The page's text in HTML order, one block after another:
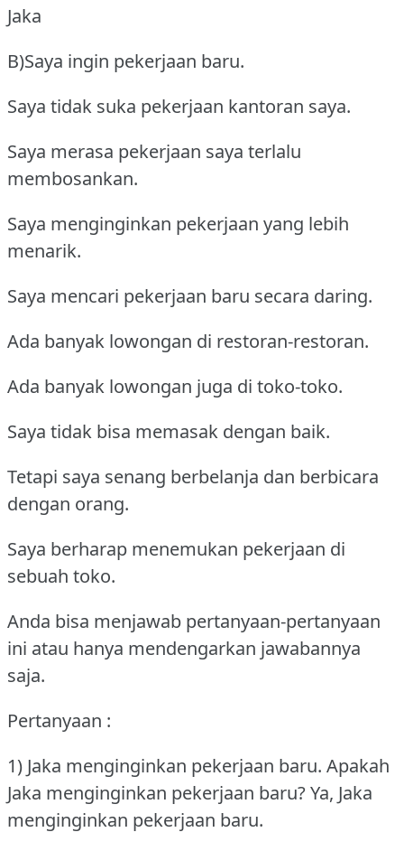
Jaka
B)Saya ingin pekerjaan baru.
Saya tidak suka pekerjaan kantoran saya.
Saya merasa pekerjaan saya terlalu
membosankan.
Saya menginginkan pekerjaan yang lebih
menarik.
Saya mencari pekerjaan baru secara daring.
Ada banyak lowongan di restoran-restoran.
Ada banyak lowongan juga di toko-toko.
Saya tidak bisa memasak dengan baik.
Tetapi saya senang berbelanja dan berbicara
dengan orang.
Saya berharap menemukan pekerjaan di
sebuah toko.
Anda bisa menjawab pertanyaan-pertanyaan
ini atau hanya mendengarkan jawabannya
saja.
Pertanyaan :
1) Jaka menginginkan pekerjaan baru. Apakah
Jaka menginginkan pekerjaan baru?Ya, Jaka
menginginkan pekerjaan baru.